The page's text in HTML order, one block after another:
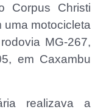
Corpus Christi
uma motocicleta
MG-267,
em Caxambu
realizava a